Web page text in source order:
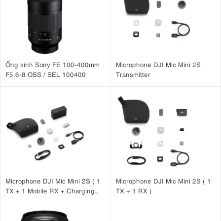
2. Thông Số Kỹ Thuật Nổi Bật Canon R50V
Cảm biến:APS-C CMOS 24.2MP
ISO:100-32.000 (mở rộng đến 51.200)
Chụp liên tiếp:15 khung hình/giây (màn trập điện tử)
Ống kính Sony FE 100-400mm
F5.6-8 OSS / SEL 100400
Microphone DJI Mic Mini 2S
Transmitter
Microphone DJI Mic Mini 2S ( 1
TX + 1 Mobile RX + Charging
Microphone DJI Mic Mini 2S ( 1
TX + 1 RX )